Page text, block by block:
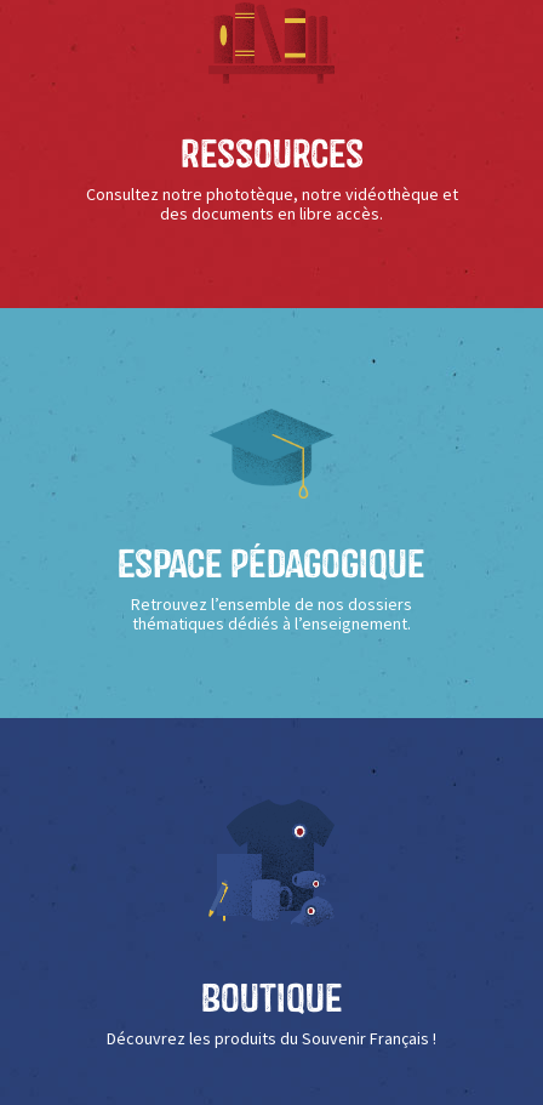
Ressources
Consultez notre phototèque, notre vidéothèque et
des documents en libre accès.
Espace Pédagogique
Retrouvez l’ensemble de nos dossiers
thématiques dédiés à l’enseignement.
Boutique
Découvrez les produits du Souvenir Français !